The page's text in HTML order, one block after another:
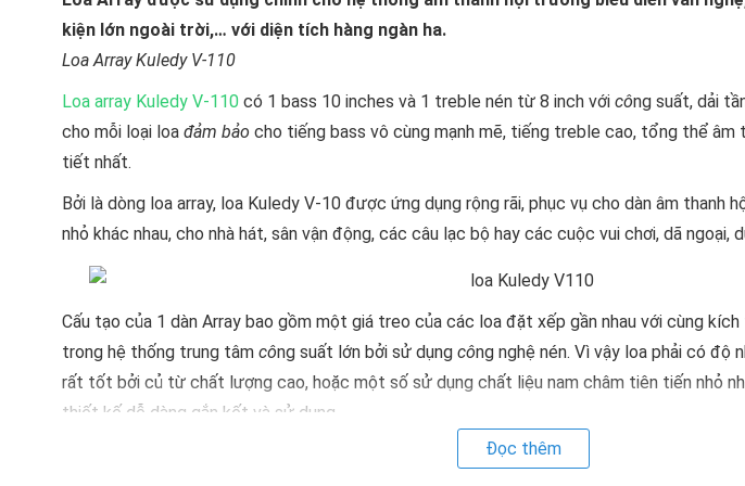
kiện lớn ngoài trời,… với diện tích hàng ngàn ha.
Loa Array Kuledy V-110
Loa array Kuledy V-110 có 1 bass 10 inches và 1 treble nén từ 8 inch với công suất, dải
cho mỗi loại loa đảm bảo cho tiếng bass vô cùng mạnh mẽ, tiếng treble cao, tổng thể âm
tiết nhất.
Bởi là dòng loa array, loa Kuledy V-10 được ứng dụng rộng rãi, phục vụ cho dàn âm thanh
nhỏ khác nhau, cho nhà hát, sân vận động, các câu lạc bộ hay các cuộc vui chơi, dã ngoại,
Cấu tạo của 1 dàn Array bao gồm một giá treo của các loa đặt xếp gần nhau với cùng
trong hệ thống trung tâm công suất lớn bởi sử dụng công nghệ nén. Vì vậy loa phải có độ
rất tốt bởi củ từ chất lượng cao, hoặc một số sử dụng chất liệu nam châm tiên tiến nhỏ
thiết kế dễ dàng gắn kết và sử dụng.
Đọc thêm